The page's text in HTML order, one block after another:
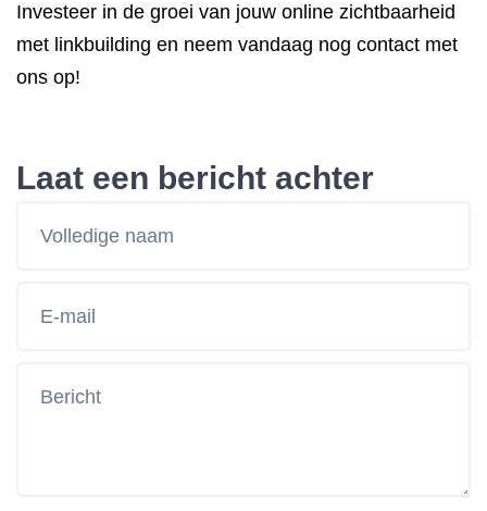
Investeer in de groei van jouw online zichtbaarheid
met linkbuilding en neem vandaag nog contact met
ons op!
Laat een bericht achter